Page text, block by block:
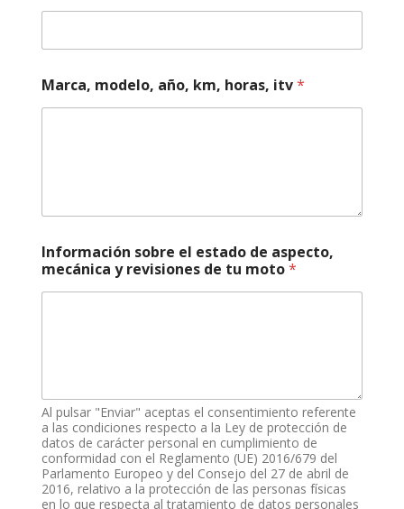
o
d
a
s
,
e
ó
n
i
c
o
Marca, modelo, año, km, horas, itv*
Información sobre el estado de aspecto,
mecánica y revisiones de tu moto*
Al pulsar "Enviar" aceptas el consentimiento referente
a las condiciones respecto a la Ley de protección de
datos de carácter personal en cumplimiento de
conformidad con el Reglamento (UE) 2016/679 del
Parlamento Europeo y del Consejo del 27 de abril de
2016, relativo a la protección de las personas físicas
en lo que respecta al tratamiento de datos personales